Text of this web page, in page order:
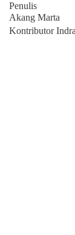
Penulis
Akang Marta
Kontributor